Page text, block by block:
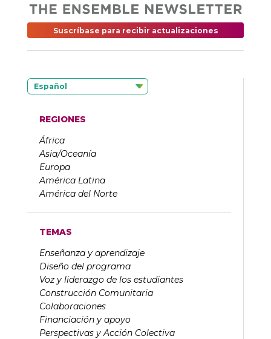
Suscríbase para recibir actualizaciones
Español
REGIONES
África
Asia/Oceanía
Europa
América Latina
América del Norte
TEMAS
Enseñanza y aprendizaje
Diseño del programa
Voz y liderazgo de los estudiantes
Construcción Comunitaria
Colaboraciones
Financiación y apoyo
Perspectivas y Acción Colectiva